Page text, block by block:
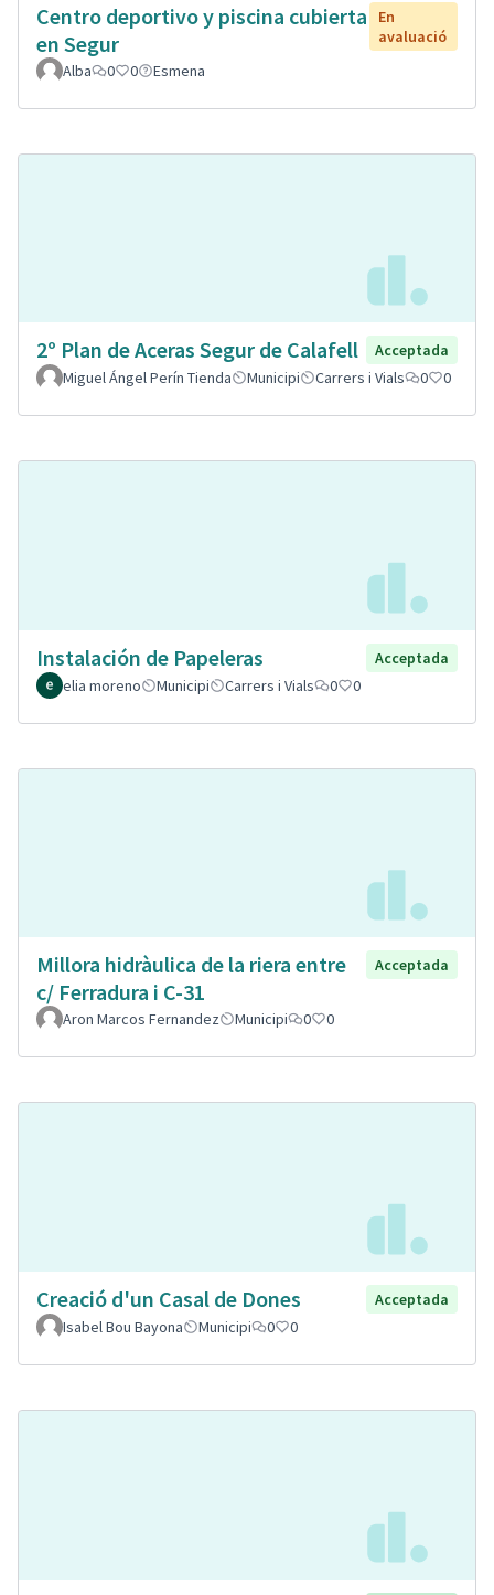
Centro deportivo y piscina cubierta
en Segur
En
avaluació
Alba
0 0 Esmena
2º Plan de Aceras Segur de Calafell
Acceptada
Miguel Ángel Perín Tienda
Municipi Carrers i Vials 0 0
Instalación de Papeleras
Acceptada
elia moreno
Municipi Carrers i Vials 0 0
Millora hidràulica de la riera entre
c/ Ferradura i C-31
Acceptada
Aron Marcos Fernandez Municipi 0 0
Creació d'un Casal de Dones
Acceptada
Isabel Bou Bayona
Municipi 0 0